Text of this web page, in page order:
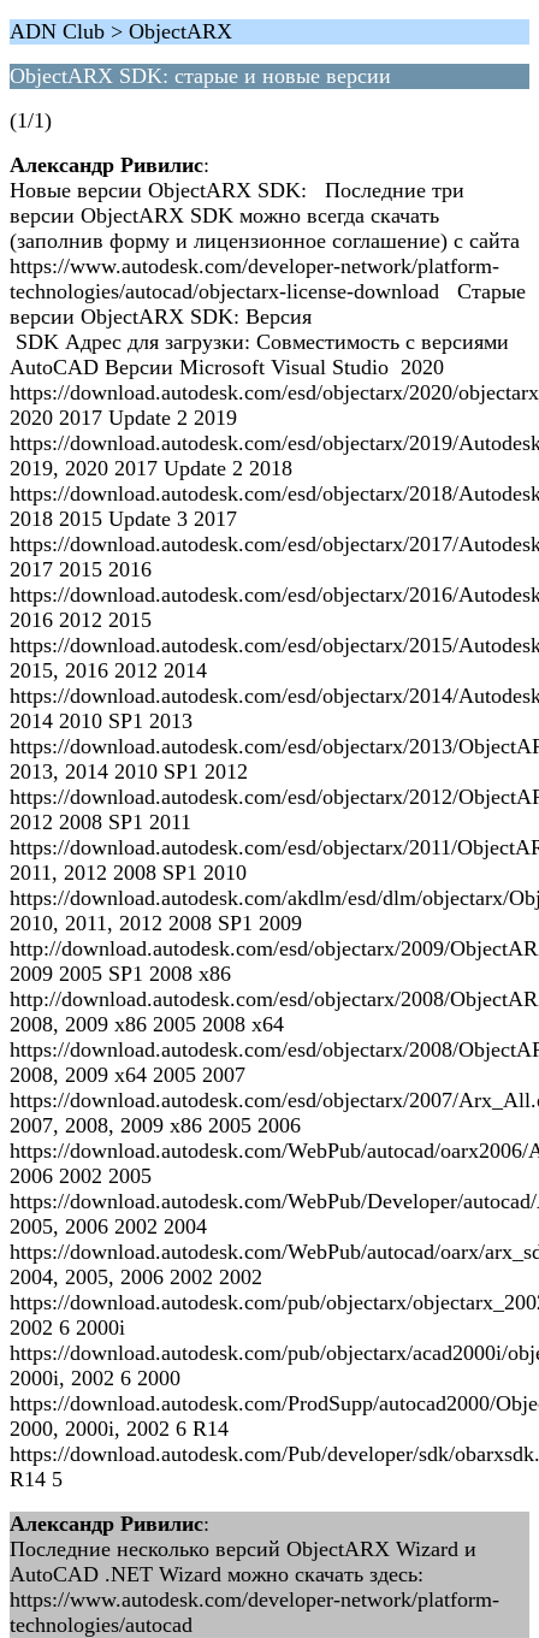
ADN Club > ObjectARX
ObjectARX SDK: старые и новые версии
(1/1)
Александр Ривилис:
Новые версии ObjectARX SDK: Последние три
версии ObjectARX SDK можно всегда скачать
(заполнив форму и лицензионное соглашение) с сайта
https://www.autodesk.com/developer-network/platform-
technologies/autocad/objectarx-license-download Старые
версии ObjectARX SDK: Версия
SDK Адрес для загрузки: Совместимость с версиями
AutoCAD Версии Microsoft Visual Studio 2020
https://download.autodesk.com/esd/objectarx/2020/
2020 2017 Update 2 2019
https://download.autodesk.com/esd/objectarx/2019/
2019, 2020 2017 Update 2 2018
https://download.autodesk.com/esd/objectarx/2018/
2018 2015 Update 3 2017
https://download.autodesk.com/esd/objectarx/2017/
2017 2015 2016
https://download.autodesk.com/esd/objectarx/2016/
2016 2012 2015
https://download.autodesk.com/esd/objectarx/2015/
2015, 2016 2012 2014
https://download.autodesk.com/esd/objectarx/2014/
2014 2010 SP1 2013
https://download.autodesk.com/esd/objectarx/2013/
2013, 2014 2010 SP1 2012
https://download.autodesk.com/esd/objectarx/2012/
2012 2008 SP1 2011
https://download.autodesk.com/esd/objectarx/2011/
2011, 2012 2008 SP1 2010
https://download.autodesk.com/akdlm/esd/dlm/objectarx/
2010, 2011, 2012 2008 SP1 2009
http://download.autodesk.com/esd/objectarx/2009/
2009 2005 SP1 2008 x86
http://download.autodesk.com/esd/objectarx/2008/
2008, 2009 x86 2005 2008 x64
https://download.autodesk.com/esd/objectarx/2008/
2008, 2009 x64 2005 2007
https://download.autodesk.com/esd/objectarx/2007/
2007, 2008, 2009 x86 2005 2006
https://download.autodesk.com/WebPub/autocad/
2006 2002 2005
https://download.autodesk.com/WebPub/Developer/
2005, 2006 2002 2004
https://download.autodesk.com/WebPub/autocad/oarx/
2004, 2005, 2006 2002 2002
https://download.autodesk.com/pub/objectarx/
2002 6 2000i
https://download.autodesk.com/pub/objectarx/acad2000i/
2000i, 2002 6 2000
https://download.autodesk.com/ProdSupp/autocad2000/
2000, 2000i, 2002 6 R14
https://download.autodesk.com/Pub/developer/sdk/
R14 5
Александр Ривилис:
Последние несколько версий ObjectARX Wizard и
AutoCAD .NET Wizard можно скачать здесь:
https://www.autodesk.com/developer-network/platform-
technologies/autocad